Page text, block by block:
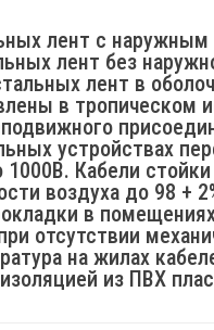
лент с
лент без
лент в
в тропическом
устройствах
1000В. Кабели
воздуха до 98 +
в
отсутствии
на жилах
из ПВХ